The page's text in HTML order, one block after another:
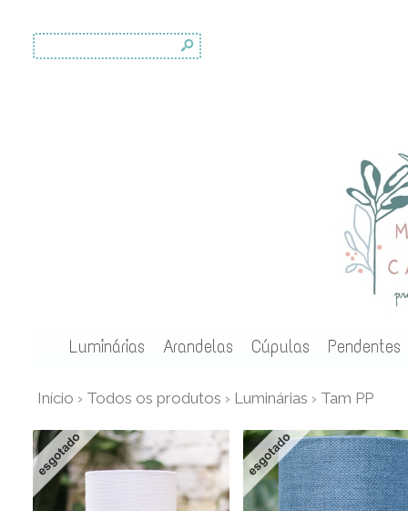
s
Luminárias Arandelas Cúpulas Pendentes
Início › Todos os produtos › Luminárias › Tam PP